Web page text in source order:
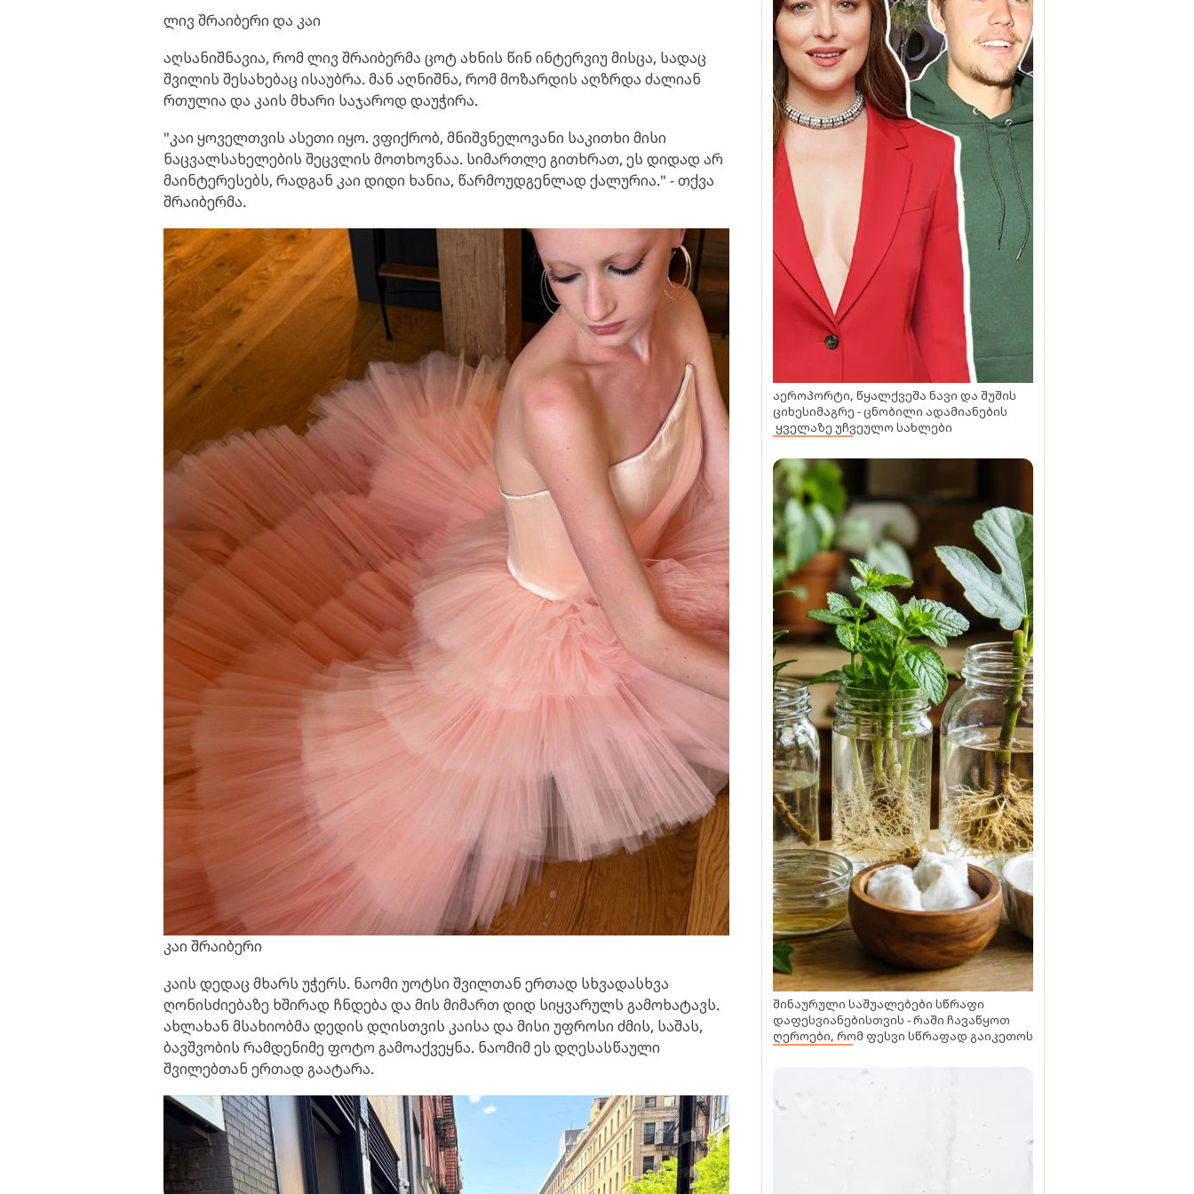
ლივ შრაიბერი და კაი
აღსანიშნავია, რომ ლივ შრაიბერმა ცოტ ახნის წინ ინტერვიუ მისცა, სადაც
შვილის შესახებაც ისაუბრა. მან აღნიშნა, რომ მოზარდის აღზრდა ძალიან
რთულია და კაის მხარი საჯაროდ დაუჭირა.
"კაი ყოველთვის ასეთი იყო. ვფიქრობ, მნიშვნელოვანი საკითხი მისი
ნაცვალსახელების შეცვლის მოთხოვნაა. სიმართლე გითხრათ, ეს დიდად არ
მაინტერესებს, რადგან კაი დიდი ხანია, წარმოუდგენლად ქალურია." - თქვა
შრაიბერმა.
კაი შრაიბერი
კაის დედაც მხარს უჭერს. ნაომი უოტსი შვილთან ერთად სხვადასხვა
ღონისძიებაზე ხშირად ჩნდება და მის მიმართ დიდ სიყვარულს გამოხატავს.
ახლახან მსახიობმა დედის დღისთვის კაისა და მისი უფროსი ძმის, საშას,
ბავშვობის რამდენიმე ფოტო გამოაქვეყნა. ნაომიმ ეს დღესასწაული
შვილებთან ერთად გაატარა.
აეროპორტი, წყალქვეშა ნავი და შუშის
ციხესიმაგრე - ცნობილი ადამიანების
ყველაზე უჩვეულო სახლები
შინაურული საშუალებები სწრაფი
დაფესვიანებისთვის - რაში ჩავაწყოთ
ღეროები, რომ ფესვი სწრაფად გაიკეთოს